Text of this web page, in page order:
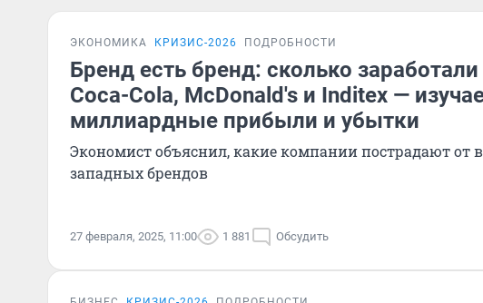
ЭКОНОМИКА КРИЗИС-2026 ПОДРОБНОСТИ
Бренд есть бренд: сколько
Coca-Cola, McDonald's и Inditex —
миллиардные прибыли и убытки
Экономист объяснил, какие компании пострадают от
западных брендов
27 февраля, 2025, 11:00 1 881 Обсудить